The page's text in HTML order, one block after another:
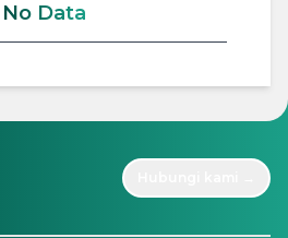
No Data